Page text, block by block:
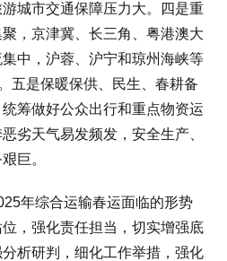
城市交通保障压力大。四是重
，京津冀、长三角、粤港澳大
中，沪蓉、沪宁和琼州海峡等
五是保暖保供、民生、春耕备
筹做好公众出行和重点物资运
劣天气易发频发，安全生产、
巨。
年综合运输春运面临的形势
，强化责任担当，切实增强底
析研判，细化工作举措，强化